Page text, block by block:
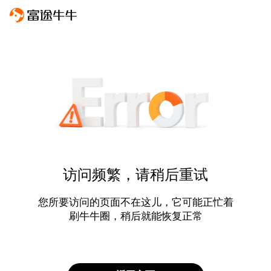
访问频繁，请稍后重试
您所要访问的页面不在这儿，它可能正忙着
刷牛牛圈，稍后就能恢复正常